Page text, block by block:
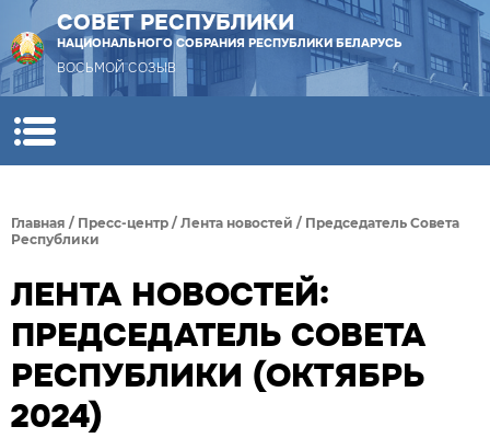
СОВЕТ РЕСПУБЛИКИ
НАЦИОНАЛЬНОГО СОБРАНИЯ РЕСПУБЛИКИ БЕЛАРУСЬ
ВОСЬМОЙ СОЗЫВ
Главная / Пресс-центр / Лента новостей / Председатель Совета
Республики
ЛЕНТА НОВОСТЕЙ:
ПРЕДСЕДАТЕЛЬ СОВЕТА
РЕСПУБЛИКИ (ОКТЯБРЬ
2024)